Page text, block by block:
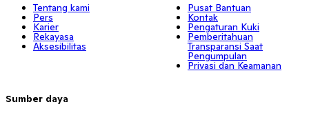
Tentang kami
Pers
Karier
Rekayasa
Aksesibilitas
Sumber daya
Pusat Bantuan
Kontak
Pengaturan Kuki
Pemberitahuan
Transparansi Saat
Pengumpulan
Privasi dan Keamanan